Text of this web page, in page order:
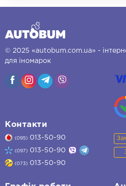
© 2025 «autobum.com.ua» -
для іномарок
Контакти
(095) 013-50-90
(097) 013-50-90
(073) 013-50-90